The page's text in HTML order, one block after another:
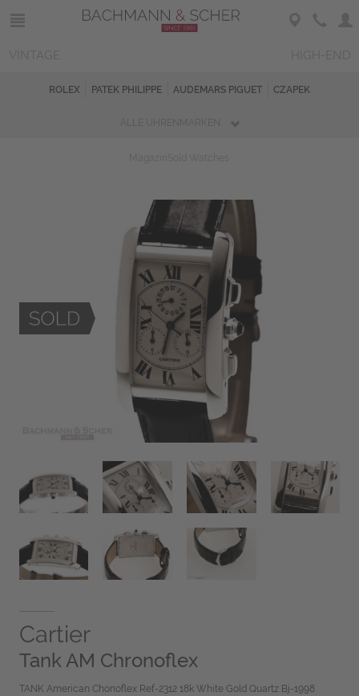
ROLEX PATEK PHILIPPE AUDEMARS PIGUET CZAPEK
Cartier
Tank AM Chronoflex
TANK American Chonoflex Ref-2312 18k White Gold Quartz Bj-1998